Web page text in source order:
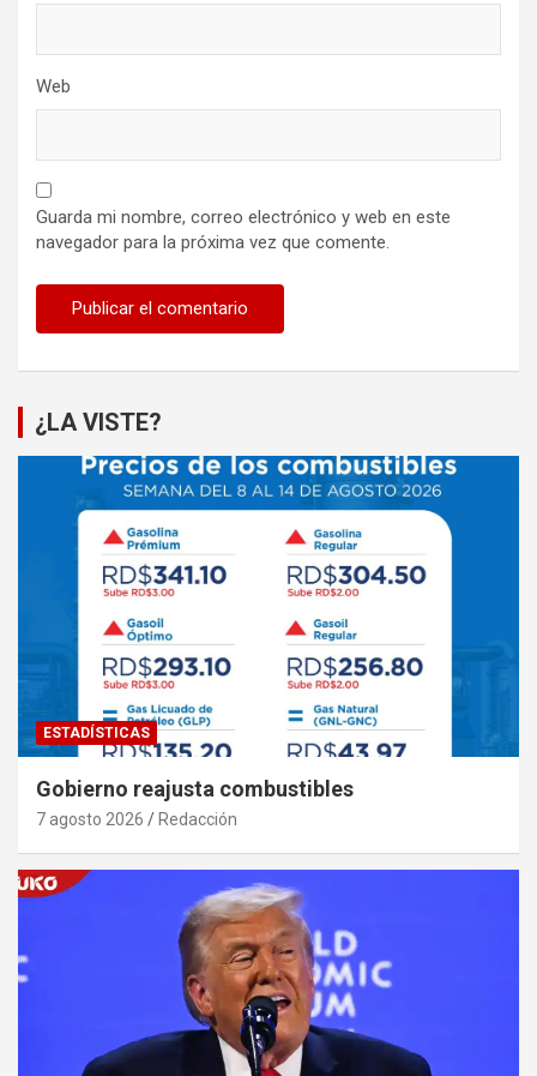
Web
Guarda mi nombre, correo electrónico y web en este
navegador para la próxima vez que comente.
¿LA VISTE?
ESTADÍSTICAS
Gobierno reajusta combustibles
7 agosto 2026 Redacción